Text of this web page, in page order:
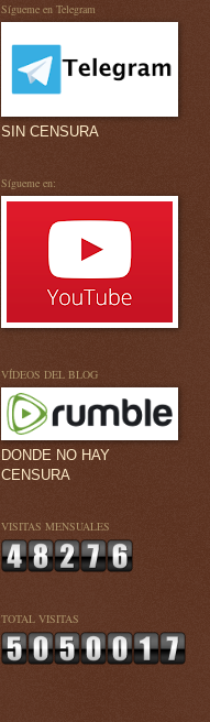
Sígueme en Telegram
SIN CENSURA
Sígueme en:
VÍDEOS DEL BLOG
DONDE NO HAY
CENSURA
VISITAS MENSUALES
TOTAL VISITAS